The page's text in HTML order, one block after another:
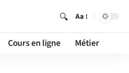
Aa
Cours en ligne Métier